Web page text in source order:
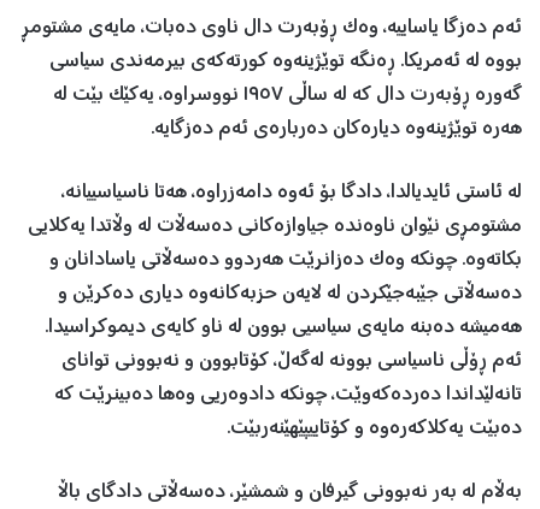
ئەم دەزگا یاساییە، وەک ڕۆبەرت دال ناوی دەبات، مایەی مشتومڕ
بووە لە ئەمریکا. ڕەنگە توێژینەوە کورتەکەی بیرمەندی سیاسی
گەورە ڕۆبەرت دال کە لە ساڵی ١٩٥٧ نووسراوە، یەکێک بێت لە
هەرە توێژینەوە دیارەکان دەربارەی ئەم دەزگایە.
لە ئاستی ئایدیالدا، دادگا بۆ ئەوە دامەزراوە، هەتا ناسیاسییانە،
مشتومڕی نێوان ناوەندە جیاوازەکانی دەسەڵات لە وڵاتدا یەکلایی
بکاتەوە. چونکە وەک دەزانرێت هەردوو دەسەڵاتی یاسادانان و
دەسەڵاتی جێبەجێکردن لە لایەن حزبەکانەوە دیاری دەکرێن و
هەمیشە دەبنە مایەی سیاسیی بوون لە ناو کایەی دیموکراسیدا.
ئەم ڕۆڵی ناسیاسی بوونە لەگەڵ، کۆتابوون و نەبوونی توانای
تانەلێداندا دەردەکەوێت، چونکە دادوەریی وەها دەبینرێت کە
دەبێت یەکلاکەرەوە و کۆتاییپێهێنەربێت.
بەڵام لە بەر نەبوونی گیرفان و شمشێر، دەسەڵاتی دادگای باڵا